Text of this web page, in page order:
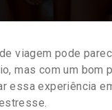
viagem pode
mas com um bom
essa experiência